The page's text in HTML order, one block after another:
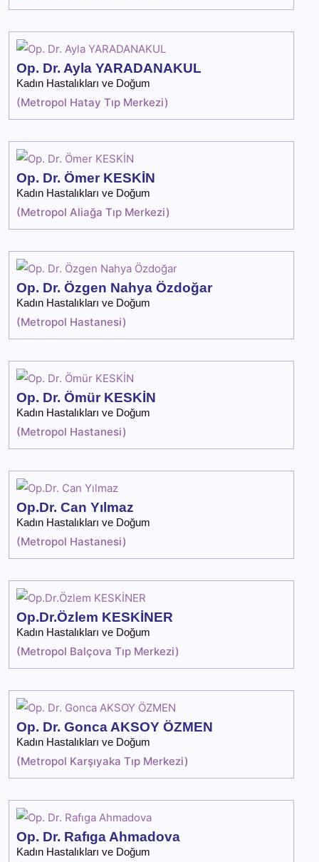
Op. Dr. Ayla YARADANAKUL
Kadın Hastalıkları ve Doğum
(Metropol Hatay Tıp Merkezi)
Op. Dr. Ömer KESKİN
Kadın Hastalıkları ve Doğum
(Metropol Aliağa Tıp Merkezi)
Op. Dr. Özgen Nahya Özdoğar
Kadın Hastalıkları ve Doğum
(Metropol Hastanesi)
Op. Dr. Ömür KESKİN
Kadın Hastalıkları ve Doğum
(Metropol Hastanesi)
Op.Dr. Can Yılmaz
Kadın Hastalıkları ve Doğum
(Metropol Hastanesi)
Op.Dr.Özlem KESKİNER
Kadın Hastalıkları ve Doğum
(Metropol Balçova Tıp Merkezi)
Op. Dr. Gonca AKSOY ÖZMEN
Kadın Hastalıkları ve Doğum
(Metropol Karşıyaka Tıp Merkezi)
Op. Dr. Rafıga Ahmadova
Kadın Hastalıkları ve Doğum